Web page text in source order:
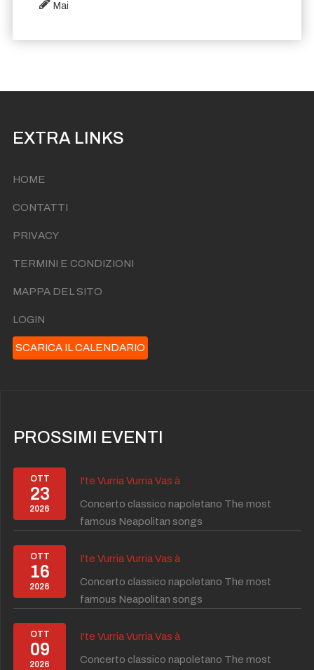
Mai
EXTRA LINKS
HOME
CONTATTI
PRIVACY
TERMINI E CONDIZIONI
MAPPA DEL SITO
LOGIN
SCARICA IL CALENDARIO
PROSSIMI EVENTI
OTT
23
2026
I'te Vurria Vurria Vas à
Concerto classico napoletano The most
famous Neapolitan songs
OTT
16
2026
I'te Vurria Vurria Vas à
Concerto classico napoletano The most
famous Neapolitan songs
OTT
09
2026
I'te Vurria Vurria Vas à
Concerto classico napoletano The most